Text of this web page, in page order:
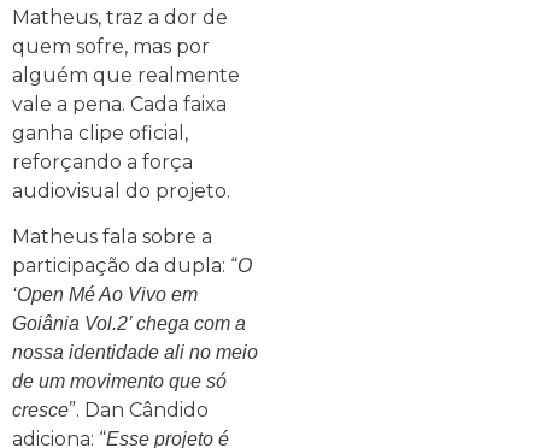
Matheus, traz a dor de
quem sofre, mas por
alguém que realmente
vale a pena. Cada faixa
ganha clipe oficial,
reforçando a força
audiovisual do projeto.
Matheus fala sobre a
participação da dupla: “O
‘Open Mé Ao Vivo em
Goiânia Vol.2’ chega com a
nossa identidade ali no meio
de um movimento que só
cresce”. Dan Cândido
adiciona: “Esse projeto é